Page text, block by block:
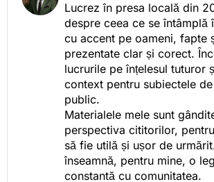
Lucrez în presa locală din
despre ceea ce se întâmplă
cu accent pe oameni, fapte
prezentate clar și corect.
lucrurile pe înțelesul tuturor
context pentru subiectele
public.
Materialele mele sunt
perspectiva cititorilor,
să fie utilă și ușor de
înseamnă, pentru mine, o
constantă cu comunitatea.